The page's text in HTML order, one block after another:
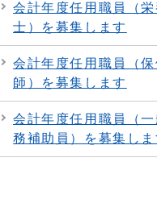
会計年度任用職員（栄
士）を募集します
会計年度任用職員（保
師）を募集します
会計年度任用職員（
務補助員）を募集しま